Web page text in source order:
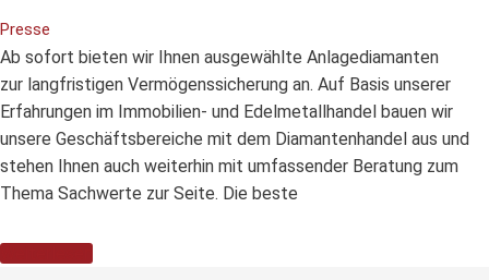
Presse
Ab sofort bieten wir Ihnen ausgewählte Anlagediamanten
zur langfristigen Vermögenssicherung an. Auf Basis unserer
Erfahrungen im Immobilien- und Edelmetallhandel bauen wir
unsere Geschäftsbereiche mit dem Diamantenhandel aus und
stehen Ihnen auch weiterhin mit umfassender Beratung zum
Thema Sachwerte zur Seite. Die beste